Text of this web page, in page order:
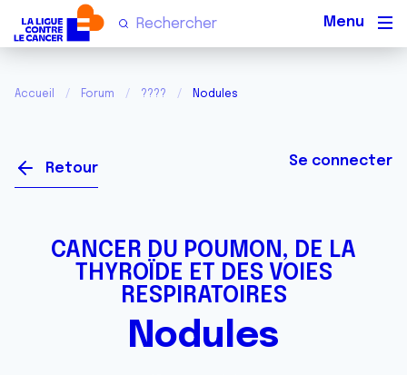
Accueil Forum ???? Nodules
Retour Se connecter
CANCER DU POUMON, DE LA
THYROÏDE ET DES VOIES
RESPIRATOIRES
Nodules